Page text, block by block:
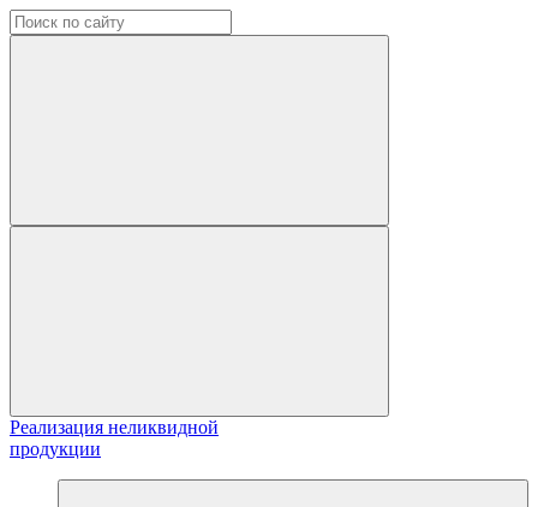
Реализация неликвидной
продукции